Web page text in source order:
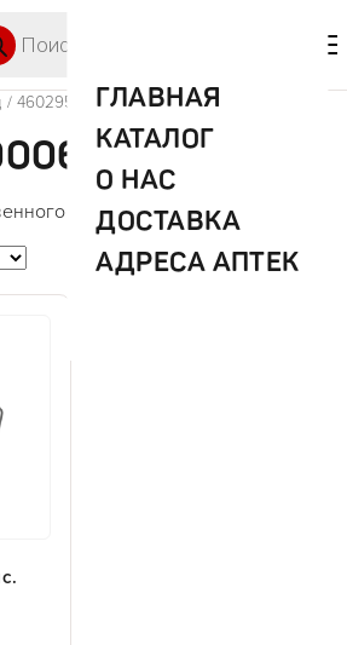
ГЛАВНАЯ
КАТАЛОГ
О НАС
ДОСТАВКА
АДРЕСА АПТЕК
/ 4602957000612
товара